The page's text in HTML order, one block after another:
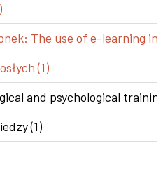
The use of e-learning in
(1)
and psychological
(1)